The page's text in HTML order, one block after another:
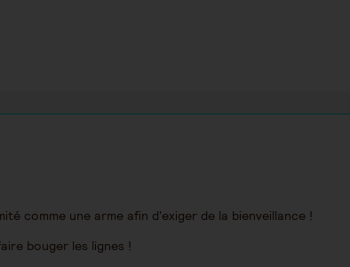
comme une arme afin d'exiger de la bienveillance !
bouger les lignes !